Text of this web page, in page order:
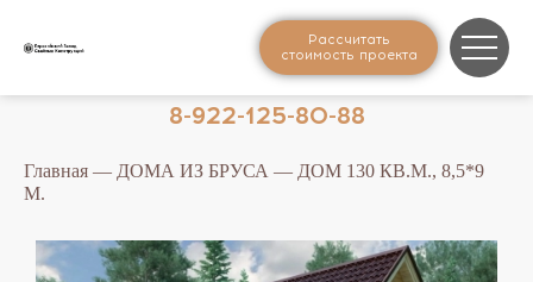
Рассчитать
стоимость проекта
8-922-125-80-88
Главная — ДОМА ИЗ БРУСА — ДОМ 130 КВ.М., 8,5*9
М.